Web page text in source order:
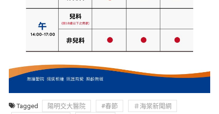
Tagged 陽明交大醫院 #春節
＃海棠新聞網